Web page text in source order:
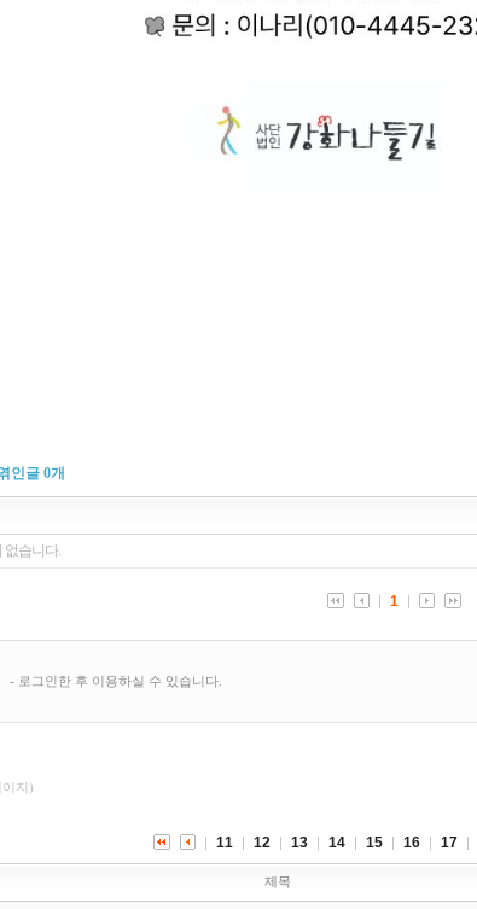
인글 0개
지)
11 12 13 14 15 16 17
제목